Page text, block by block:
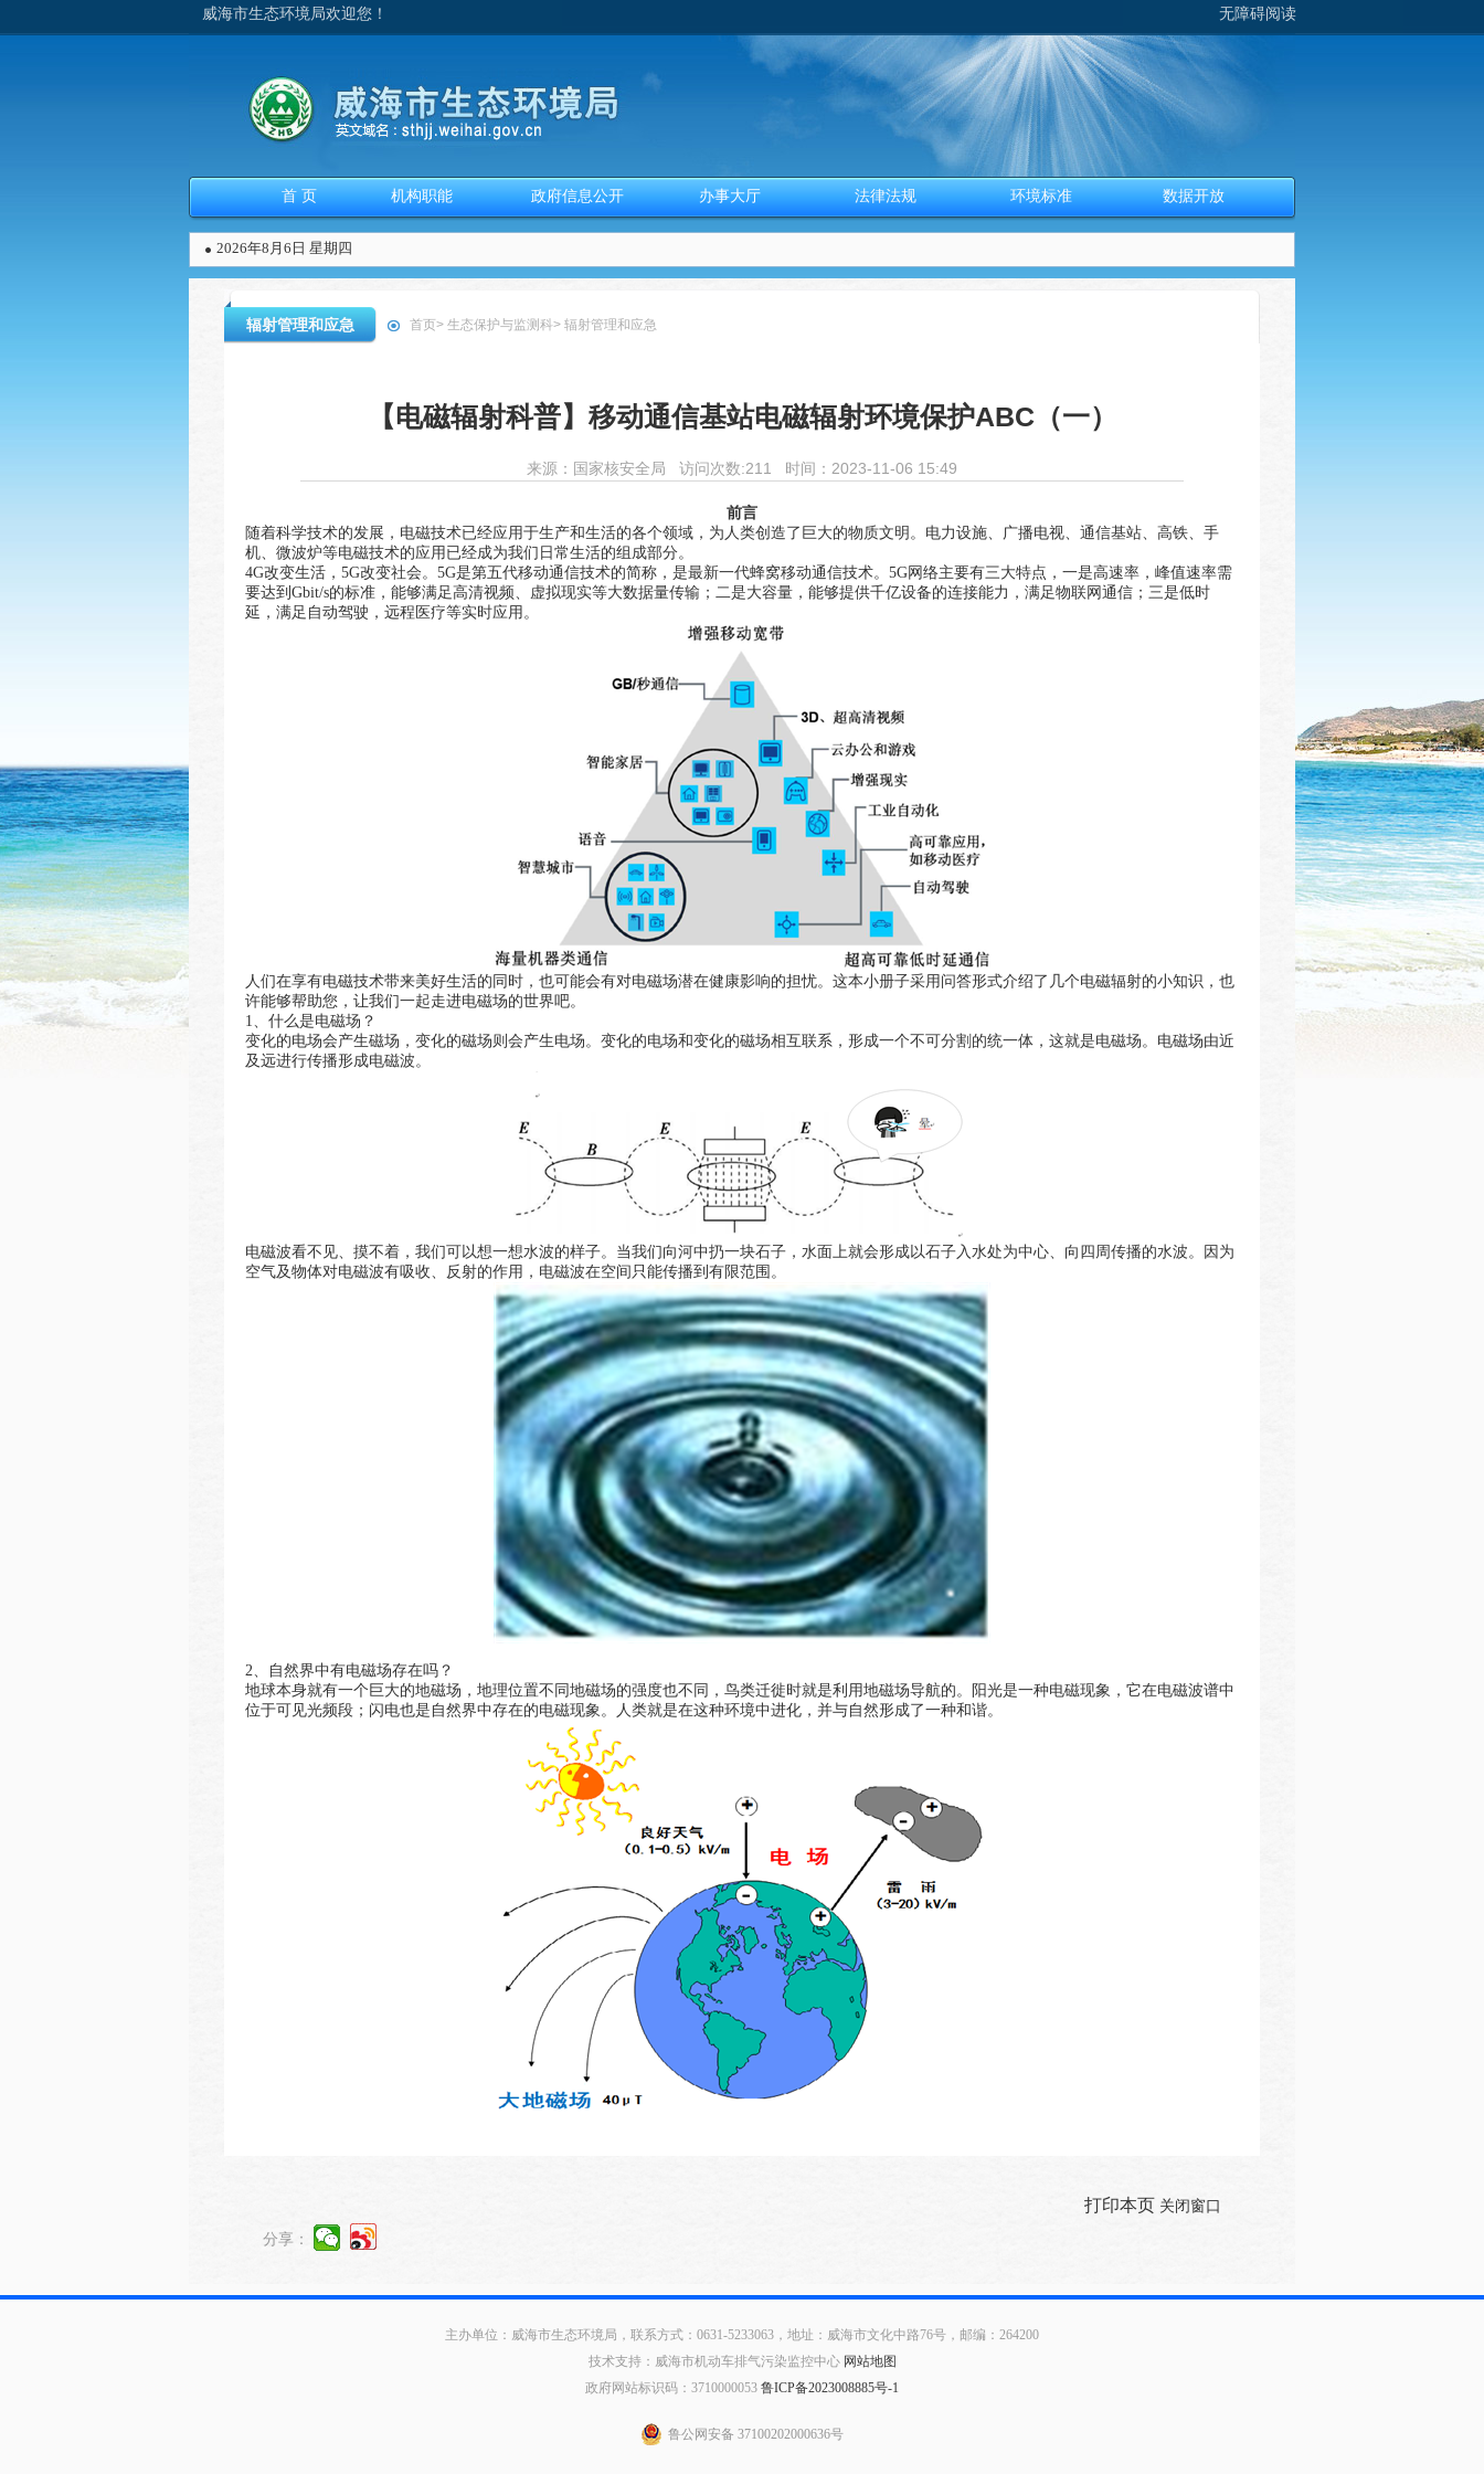
威海市生态环境局欢迎您！ 无障碍阅读
首 页 机构职能 政府信息公开 办事大厅 法律法规 环境标准 数据开放
2026年8月6日 星期四
辐射管理和应急 首页> 生态保护与监测科> 辐射管理和应急
【电磁辐射科普】移动通信基站电磁辐射环境保护ABC（一）
来源： 国家核安全局 访问次数:211 时间：2023-11-06 15:49
前言
随着科学技术的发展，电磁技术已经应用于生产和生活的各个领域，为人类创造了巨大的物质文明。电力设施、广播电视、通信基站、高铁、手
机、微波炉等电磁技术的应用已经成为我们日常生活的组成部分。
4G改变生活，5G改变社会。5G是第五代移动通信技术的简称，是最新一代蜂窝移动通信技术。5G网络主要有三大特点，一是高速率，峰值速率需
要达到Gbit/s的标准，能够满足高清视频、虚拟现实等大数据量传输；二是大容量，能够提供千亿设备的连接能力，满足物联网通信；三是低时
延，满足自动驾驶，远程医疗等实时应用。
人们在享有电磁技术带来美好生活的同时，也可能会有对电磁场潜在健康影响的担忧。这本小册子采用问答形式介绍了几个电磁辐射的小知识，也
许能够帮助您，让我们一起走进电磁场的世界吧。
1、什么是电磁场？
变化的电场会产生磁场，变化的磁场则会产生电场。变化的电场和变化的磁场相互联系，形成一个不可分割的统一体，这就是电磁场。电磁场由近
及远进行传播形成电磁波。
电磁波看不见、摸不着，我们可以想一想水波的样子。当我们向河中扔一块石子，水面上就会形成以石子入水处为中心、向四周传播的水波。因为
空气及物体对电磁波有吸收、反射的作用，电磁波在空间只能传播到有限范围。
2、自然界中有电磁场存在吗？
地球本身就有一个巨大的地磁场，地理位置不同地磁场的强度也不同，鸟类迁徙时就是利用地磁场导航的。阳光是一种电磁现象，它在电磁波谱中
位于可见光频段；闪电也是自然界中存在的电磁现象。人类就是在这种环境中进化，并与自然形成了一种和谐。
打印本页 关闭窗口
分享：
主办单位：威海市生态环境局，联系方式：0631-5233063，地址：威海市文化中路76号，邮编：264200
技术支持：威海市机动车排气污染监控中心 网站地图
政府网站标识码：3710000053 鲁ICP备2023008885号-1
鲁公网安备 37100202000636号